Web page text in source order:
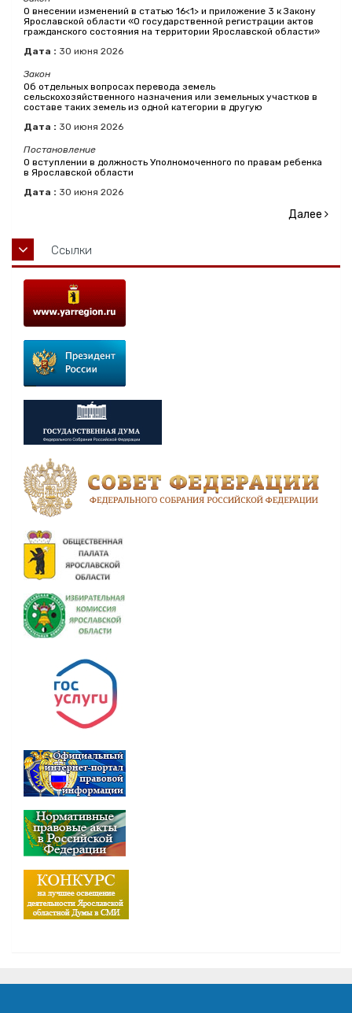
О внесении изменений в статью 16<1> и приложение 3 к Закону
Ярославской области «О государственной регистрации актов
гражданского состояния на территории Ярославской области»
Дата : 30 июня 2026
Закон
Об отдельных вопросах перевода земель
сельскохозяйственного назначения или земельных участков в
составе таких земель из одной категории в другую
Дата : 30 июня 2026
Постановление
О вступлении в должность Уполномоченного по правам ребенка
в Ярославской области
Дата : 30 июня 2026
Далее
Ссылки